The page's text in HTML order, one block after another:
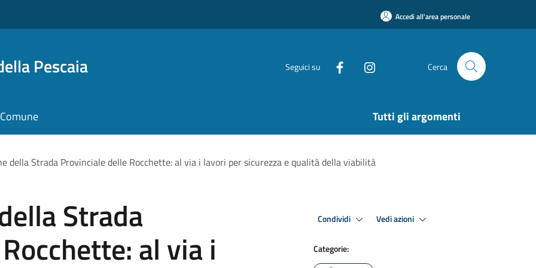
Accedi all'area personale
Pescaia Seguici su Cerca
Tutti gli argomenti
della Strada Provinciale delle Rocchette: al via i lavori per sicurezza e qualità della viabilità
Strada
al via i
Condividi Vedi azioni
Categorie: